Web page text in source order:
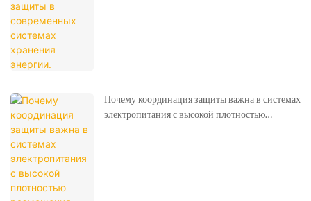
Почему координация защиты важна в системах
электропитания с высокой плотностью